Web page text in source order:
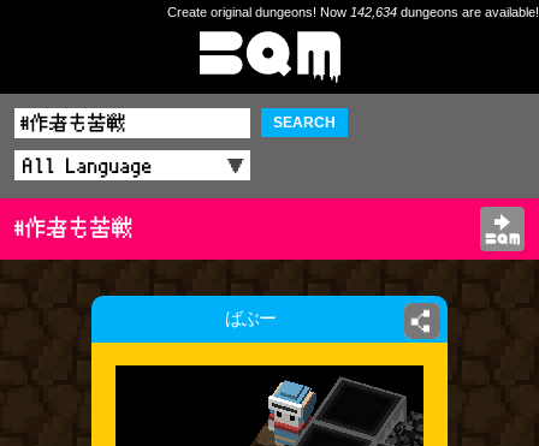
Create original dungeons! Now 142,634 dungeons are available!
SEARCH
#作者も苦戦
ばぶー